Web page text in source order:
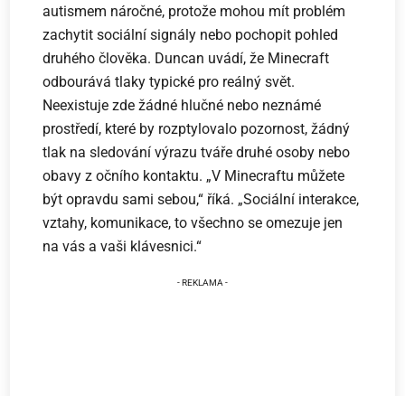
autismem náročné, protože mohou mít problém
zachytit sociální signály nebo pochopit pohled
druhého člověka. Duncan uvádí, že Minecraft
odbourává tlaky typické pro reálný svět.
Neexistuje zde žádné hlučné nebo neznámé
prostředí, které by rozptylovalo pozornost, žádný
tlak na sledování výrazu tváře druhé osoby nebo
obavy z očního kontaktu. „V Minecraftu můžete
být opravdu sami sebou,“ říká. „Sociální interakce,
vztahy, komunikace, to všechno se omezuje jen
na vás a vaši klávesnici.“